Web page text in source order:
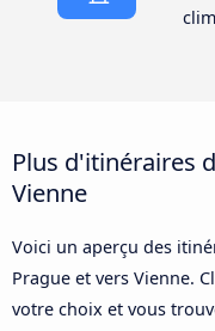
Plus d'itinéraires
Vienne
Voici un aperçu des
Prague et vers Vienne.
votre choix et vous